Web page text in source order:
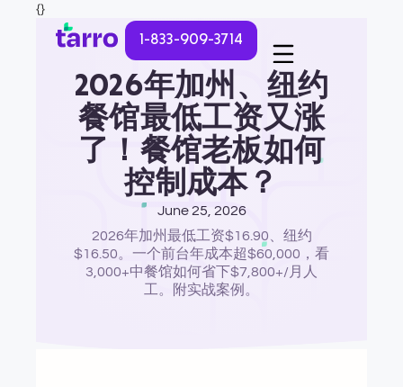
{}
1-833-909-3714
2026年加州、纽约
餐馆最低工资又涨
了！餐馆老板如何
控制成本？
June 25, 2026
2026年加州最低工资$16.90、纽约
$16.50。一个前台年成本超$60,000，看
3,000+中餐馆如何省下$7,800+/月人
工。附实战案例。